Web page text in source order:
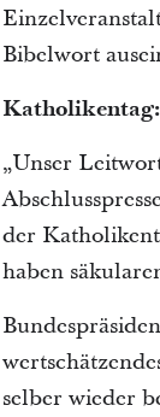
Bibelwort
Katholikentag:
„Unser
der
haben
selber wieder